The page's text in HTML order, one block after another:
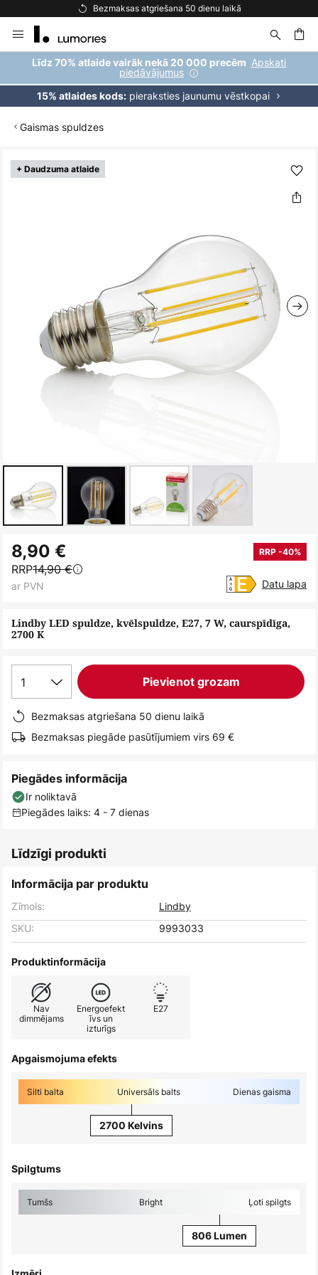
Bezmaksas atgriešana 50 dienu laikā
to
Content
Līdz 70% atlaide vairāk nekā 20 000 precēm Apskati
piedāvājumus
15% atlaides kods:pieraksties jaunumu vēstkopai
Gaismas spuldzes
+ Daudzuma atlaide
Iet
uz
uz
galerijas
sākumu
Lindby LED spuldze, kvēlspuldze, E27, 7 W, caurspīdīga,
2700 K
8,90 € RRP -40%
RRP14,90 €
ar PVN Datu lapa
1 Pievienot grozam
Bezmaksas atgriešana 50 dienu laikā
Bezmaksas piegāde pasūtījumiem virs 69 €
Piegādes informācija
Ir noliktavā
Piegādes laiks: 4 - 7 dienas
Līdzīgi produkti
Informācija par produktu
Zīmols:
Lindby
SKU:
9993033
Produktinformācija
Nav
dimmējams
Energoefekt
īvs un
izturīgs
E27
Apgaismojuma efekts
Silti balta Universāls balts Dienas gaisma
2700 Kelvins
Spilgtums
Tumšs Bright Ļoti spilgts
806 Lumen